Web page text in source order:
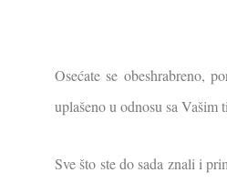
Osećate se obeshrabreno,
uplašeno u odnosu sa Vašim
Sve što ste do sada znali i